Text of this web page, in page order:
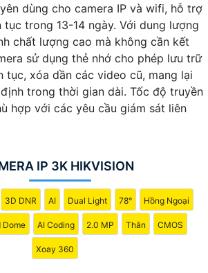
giải pháp an ninh hiệu quả, đáng tin
được biết đến là một trong những
thế giới về giải pháp an ninh video.
công nghệ tiên tiến, camera Hikvision
chất lượng hình ảnh sắc nét mà còn
an toàn cho dự án của quý vị.
đến việc lắp đặt camera Hikvision giá
vấn cho quý vị.
dùng cho camera IP và wifi, hỗ trợ
tục trong 13-14 ngày. Với dung lượng
chất lượng cao mà không cần kết
sử dụng thẻ nhớ cho phép lưu trữ
tục, xóa dần các video cũ, mang lại
trong thời gian dài. Tốc độ truyền
hợp với các yêu cầu giám sát liên
IP 3K HIKVISION
3D DNR AI Dual Light 78° Hồng Ngoại
Dome AI Coding 2.0 MP Thân CMOS
Xoay 360